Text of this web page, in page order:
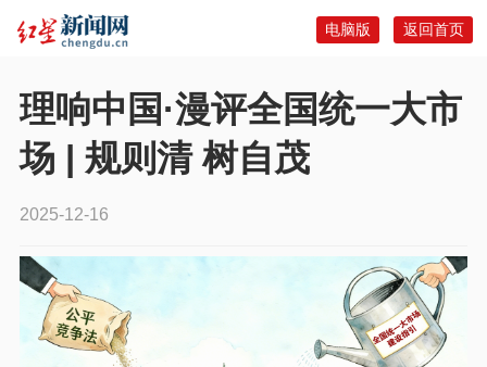
返回首页
电脑版
理响中国·漫评全国统一大市
场 | 规则清 树自茂
2025-12-16